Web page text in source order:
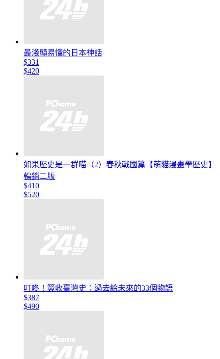
最淺顯易懂的日本神話
$331
$420
如果歷史是一群喵（2）春秋戰國篇【萌貓漫畫學歷史】
暢銷二版
$410
$520
叮咚！簽收臺灣史：過去給未來的33個物語
$387
$490